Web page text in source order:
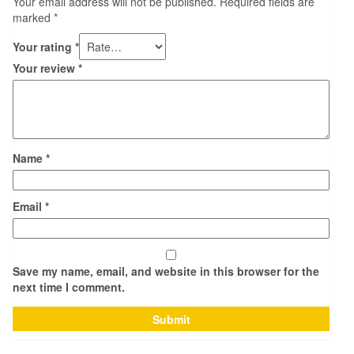
marked *
Your rating *
Your review *
Name *
Email *
Save my name, email, and website in this browser for the
next time I comment.